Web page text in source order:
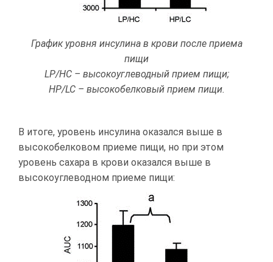
График уровня инсулина в крови после приема
пищи
LP/HC – высокоуглеводный прием пищи;
HP/LC – высокобелковый прием пищи.
В итоге, уровень инсулина оказался выше в
высокобелковом приеме пищи, но при этом
уровень сахара в крови оказался выше в
высокоуглеводном приеме пищи: